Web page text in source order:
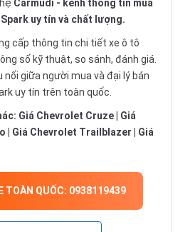
Carmudi - kênh thông tin mua
uy tín và chất lượng.
cấp thông tin chi tiết xe ô tô
số kỹ thuật, so sánh, đánh giá.
nối giữa người mua và đại lý bán
uy tín trên toàn quốc.
Giá Chevrolet Cruze
Giá
Giá Chevrolet Trailblazer
Giá
TOÀN QUỐC: 0938119439